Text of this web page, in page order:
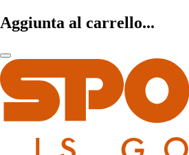
Aggiunta al carrello...